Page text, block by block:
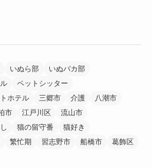
いぬら部
いぬバカ部
ペットシッター
ホテル 三郷市 介護
八潮市
市 江戸川区
流山市
猫の留守番
猫好き
繁忙期 習志野市 船橋市
葛飾区